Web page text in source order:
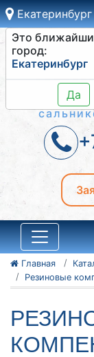
Екатеринбург
Это
город:
Екатеринбург
Да
Главная